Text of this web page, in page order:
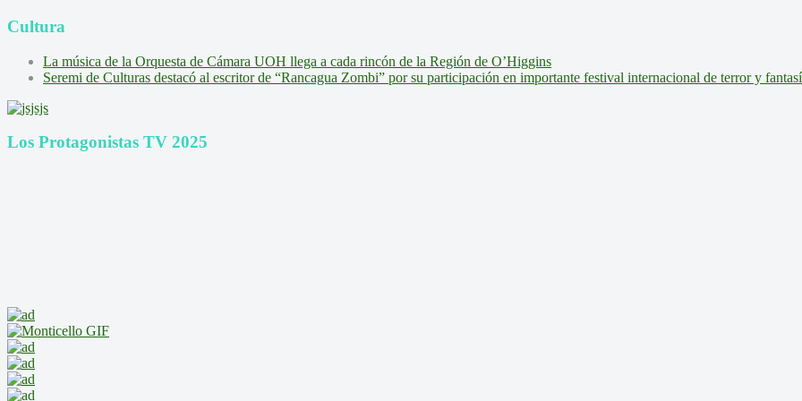
Cultura
La música de la Orquesta de Cámara UOH llega a cada rincón de la Región de O’Higgins
Seremi de Culturas destacó al escritor de “Rancagua Zombi” por su participación en importante festival internacional de terror y
Los Protagonistas TV 2025